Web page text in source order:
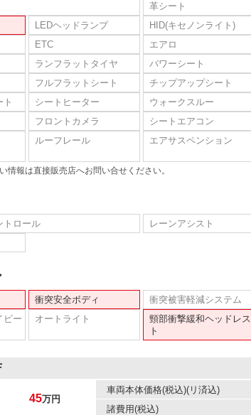
革シート
LEDヘッドランプ HID(キセノンライト)
ETC エアロ
ランフラットタイヤ パワーシート
フルフラットシート チップアップシート
ト
シートヒーター ウォークスルー
フロントカメラ シートエアコン
ルーフレール エアサスペンション
情報は直接販売店へお問い合せください。
トロール レーンアシスト
衝突安全ボディ 衝突被害軽減システム
ビー
オートライト
頸部衝撃緩和ヘッドレス
ト
45万円
車両本体価格(税込)(リ済込)
諸費用(税込)